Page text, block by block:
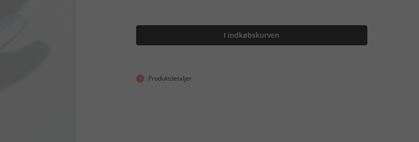
I indkøbskurven
Produktdetaljer